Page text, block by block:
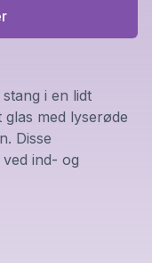
i en lidt
med lyserøde
Disse
ind- og